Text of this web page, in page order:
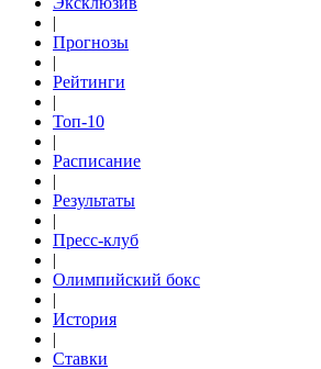
|
Прогнозы
|
Рейтинги
|
Топ-10
|
Расписание
|
Результаты
|
Пресс-клуб
|
Олимпийский бокс
|
История
|
Ставки